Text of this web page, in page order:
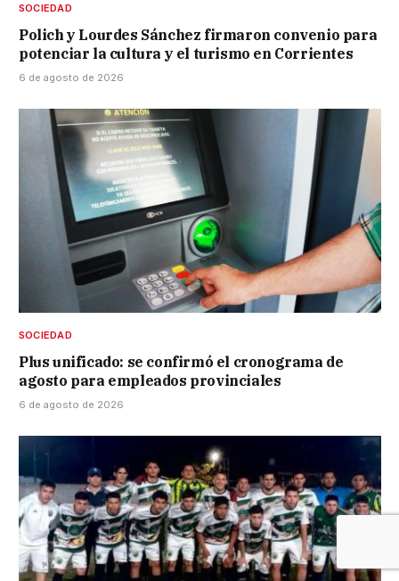
SOCIEDAD
Polich y Lourdes Sánchez firmaron convenio para
potenciar la cultura y el turismo en Corrientes
6 de agosto de 2026
SOCIEDAD
Plus unificado: se confirmó el cronograma de
agosto para empleados provinciales
6 de agosto de 2026